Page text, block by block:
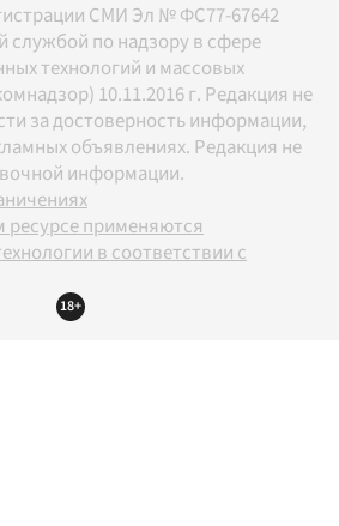
СМИ Эл № ФС77-67642
службой по надзору в сфере
технологий и массовых
10.11.2016 г. Редакция не
за достоверность информации,
объявлениях. Редакция не
информации.
применяются
в соответствии с
18+